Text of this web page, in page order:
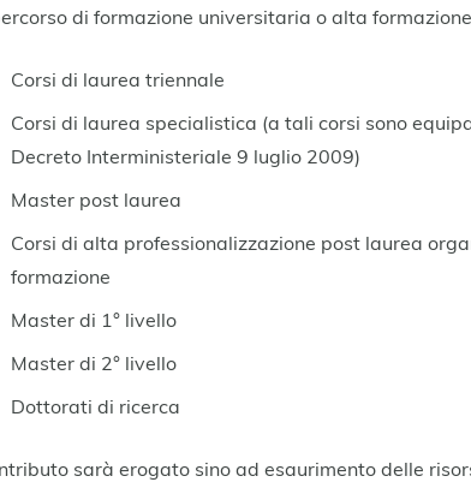
di formazione universitaria o alta
Corsi di laurea triennale
Corsi di laurea specialistica (a tali corsi sono
Decreto Interministeriale 9 luglio 2009)
Master post laurea
Corsi di alta professionalizzazione post laurea
formazione
Master di 1° livello
Master di 2° livello
Dottorati di ricerca
sarà erogato sino ad esaurimento delle